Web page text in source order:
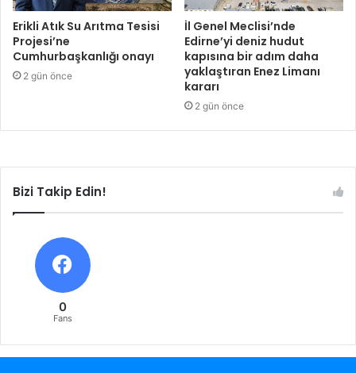
Erikli Atık Su Arıtma Tesisi
Projesi’ne
Cumhurbaşkanlığı onayı
2 gün önce
İl Genel Meclisi’nde
Edirne’yi deniz hudut
kapısına bir adım daha
yaklaştıran Enez Limanı
kararı
2 gün önce
Bizi Takip Edin!
0
Fans